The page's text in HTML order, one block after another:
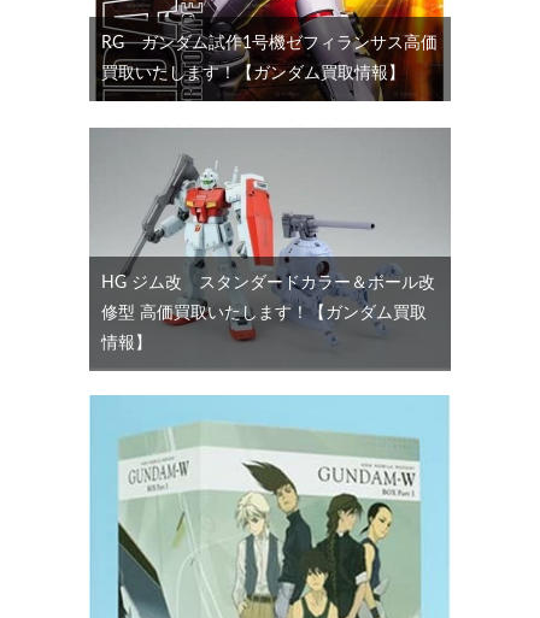
RG ガンダム試作1号機ゼフィランサス高価
買取いたします！【ガンダム買取情報】
HG ジム改 スタンダードカラー＆ボール改
修型 高価買取いたします！【ガンダム買取
情報】